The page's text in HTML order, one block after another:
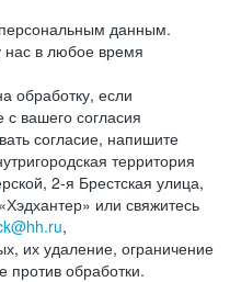
данным.
нас в любое время
обработку, если
вашего согласия
согласие, напишите
территория
2-я Брестская улица,
или свяжитесь
,
их удаление, ограничение
против обработки.